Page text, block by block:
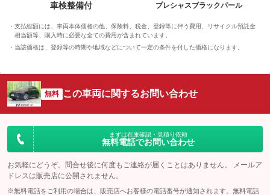
車検整備付
プレシャスブラックパール
支払総額には、車両本体価格の他、保険料、税金、登録等に伴う費用、リサイクル預託金
相当額等、購入時に必要な全ての費用が含まれています。
当該価格は、登録等の時期や地域などについて一定の条件を付した価格になります。
無料 この車両に関するお問い合わせ
まずは在庫確認・見積り依頼
無料電話でお問い合わせ
お気軽にどうぞ。問合せ後に何度もご連絡が届くことはありません。 メールア
ドレスは販売店に公開されません。
※無料電話をご利用の場合は、販売店へお客様の電話番号が通知されます。無料電話